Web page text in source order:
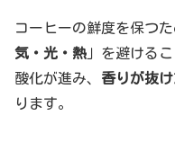
コーヒーの鮮度を保つ
気・光・熱 」を避ける
酸化が進み、 香りが抜
ります。